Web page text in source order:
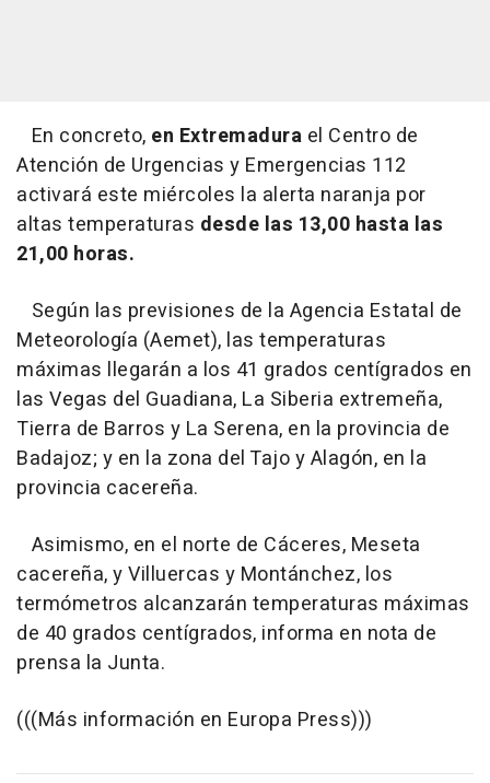
En concreto, en Extremadura el Centro de
Atención de Urgencias y Emergencias 112
activará este miércoles la alerta naranja por
altas temperaturas desde las 13,00 hasta las
21,00 horas.
Según las previsiones de la Agencia Estatal de
Meteorología (Aemet), las temperaturas
máximas llegarán a los 41 grados centígrados en
las Vegas del Guadiana, La Siberia extremeña,
Tierra de Barros y La Serena, en la provincia de
Badajoz; y en la zona del Tajo y Alagón, en la
provincia cacereña.
Asimismo, en el norte de Cáceres, Meseta
cacereña, y Villuercas y Montánchez, los
termómetros alcanzarán temperaturas máximas
de 40 grados centígrados, informa en nota de
prensa la Junta.
(((Más información en Europa Press)))